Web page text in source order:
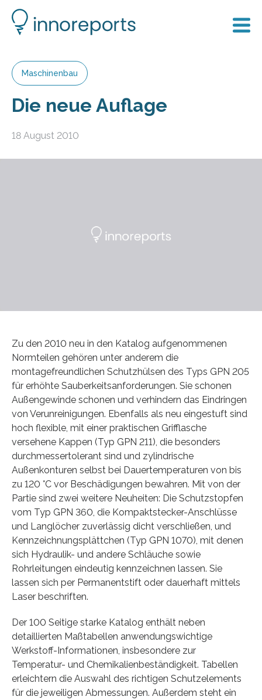
Maschinenbau
Die neue Auflage
18 August 2010
Zu den 2010 neu in den Katalog aufgenommenen
Normteilen gehören unter anderem die
montagefreundlichen Schutzhülsen des Typs GPN 205
für erhöhte Sauberkeitsanforderungen. Sie schonen
Außengewinde schonen und verhindern das Eindringen
von Verunreinigungen. Ebenfalls als neu eingestuft sind
hoch flexible, mit einer praktischen Grifflasche
versehene Kappen (Typ GPN 211), die besonders
durchmessertolerant sind und zylindrische
Außenkonturen selbst bei Dauertemperaturen von bis
zu 120 °C vor Beschädigungen bewahren. Mit von der
Partie sind zwei weitere Neuheiten: Die Schutzstopfen
vom Typ GPN 360, die Kompaktstecker-Anschlüsse
und Langlöcher zuverlässig dicht verschließen, und
Kennzeichnungsplättchen (Typ GPN 1070), mit denen
sich Hydraulik- und andere Schläuche sowie
Rohrleitungen eindeutig kennzeichnen lassen. Sie
lassen sich per Permanentstift oder dauerhaft mittels
Laser beschriften.
Der 100 Seitige starke Katalog enthält neben
detaillierten Maßtabellen anwendungswichtige
Werkstoff-Informationen, insbesondere zur
Temperatur- und Chemikalienbeständigkeit. Tabellen
erleichtern die Auswahl des richtigen Schutzelements
für die jeweiligen Abmessungen. Außerdem steht ein